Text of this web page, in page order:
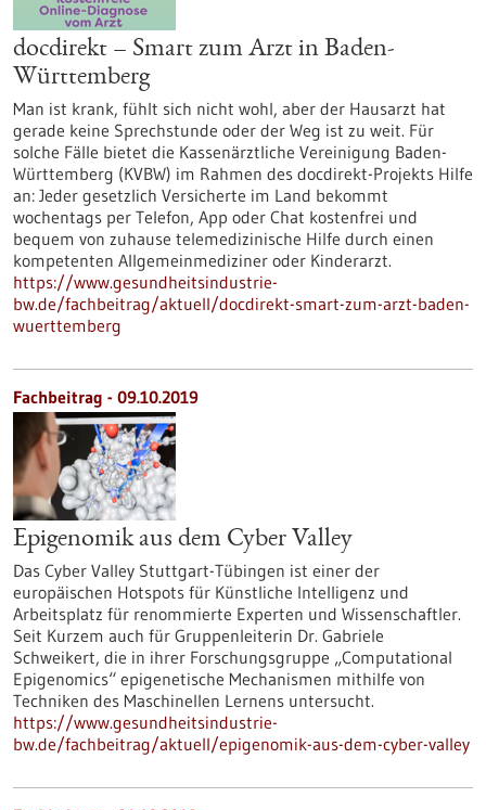
docdirekt – Smart zum Arzt in Baden-
Württemberg
Man ist krank, fühlt sich nicht wohl, aber der Hausarzt hat
gerade keine Sprechstunde oder der Weg ist zu weit. Für
solche Fälle bietet die Kassenärztliche Vereinigung Baden-
Württemberg (KVBW) im Rahmen des docdirekt-Projekts Hilfe
an: Jeder gesetzlich Versicherte im Land bekommt
wochentags per Telefon, App oder Chat kostenfrei und
bequem von zuhause telemedizinische Hilfe durch einen
kompetenten Allgemeinmediziner oder Kinderarzt.
https://www.gesundheitsindustrie-
bw.de/fachbeitrag/aktuell/docdirekt-smart-zum-arzt-baden-
wuerttemberg
Fachbeitrag - 09.10.2019
Epigenomik aus dem Cyber Valley
Das Cyber Valley Stuttgart-Tübingen ist einer der
europäischen Hotspots für Künstliche Intelligenz und
Arbeitsplatz für renommierte Experten und Wissenschaftler.
Seit Kurzem auch für Gruppenleiterin Dr. Gabriele
Schweikert, die in ihrer Forschungsgruppe „Computational
Epigenomics“ epigenetische Mechanismen mithilfe von
Techniken des Maschinellen Lernens untersucht.
https://www.gesundheitsindustrie-
bw.de/fachbeitrag/aktuell/epigenomik-aus-dem-cyber-valley